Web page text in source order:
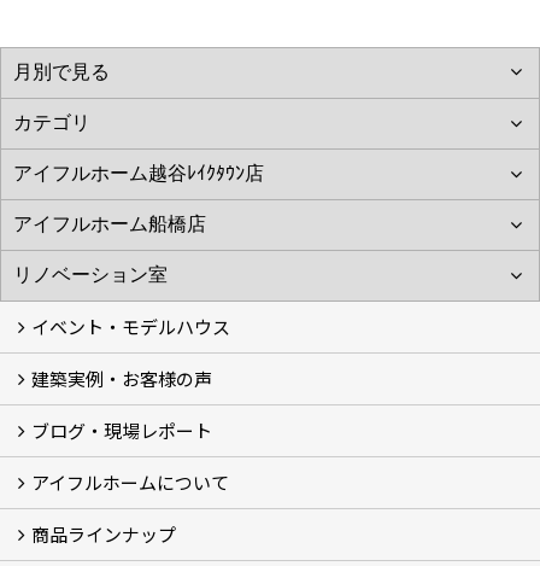
イベント・モデルハウス
イベント
モデルハウス見学
建築実例・お客様の声
建築実例
お客様の声
ブログ・現場レポート
ブログ
現場レポート
アイフルホームについて
アイフルホームについて (5)
商品ラインナップ